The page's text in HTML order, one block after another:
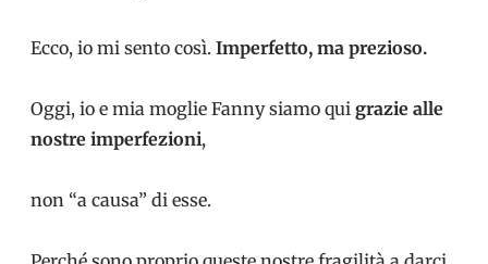
Ecco, io mi sento così. Imperfetto, ma prezioso.
Oggi, io e mia moglie Fanny siamo qui grazie alle
nostre imperfezioni,
non “a causa” di esse.